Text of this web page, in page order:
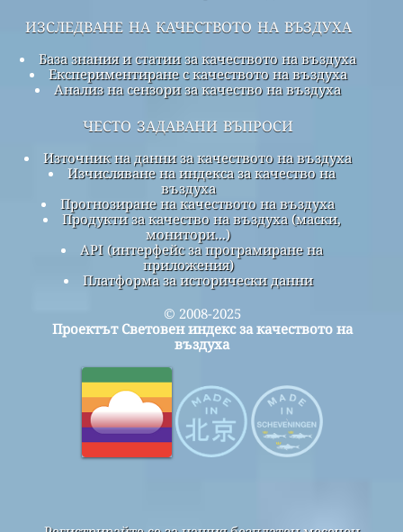
изследване на качеството на въздуха
База знания и статии за качеството на въздуха
Експериментиране с качеството на въздуха
Анализ на сензори за качество на въздуха
често задавани въпроси
Източник на данни за качеството на въздуха
Изчисляване на индекса за качество на
въздуха
Прогнозиране на качеството на въздуха
Продукти за качество на въздуха (маски,
монитори...)
API (интерфейс за програмиране на
приложения)
Платформа за исторически данни
© 2008-2025
Проектът Световен индекс за качеството на
въздуха